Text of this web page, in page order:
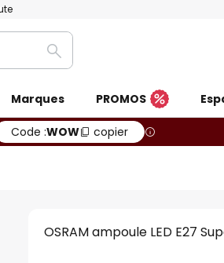
Rechercher
Marques PROMOS
Code :WOW copier
OSRAM ampoule LED E27